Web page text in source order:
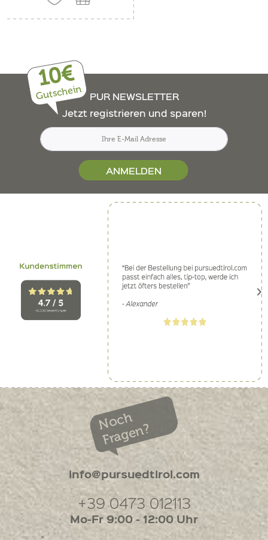
10€
Gutschein
PUR NEWSLETTER
Jetzt registrieren und sparen!
ANMELDEN
Noch
Fragen?
info@pursuedtirol.com
+39 0473 012113
Mo-Fr 9:00 - 12:00 Uhr